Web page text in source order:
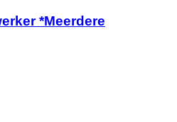
*Meerdere